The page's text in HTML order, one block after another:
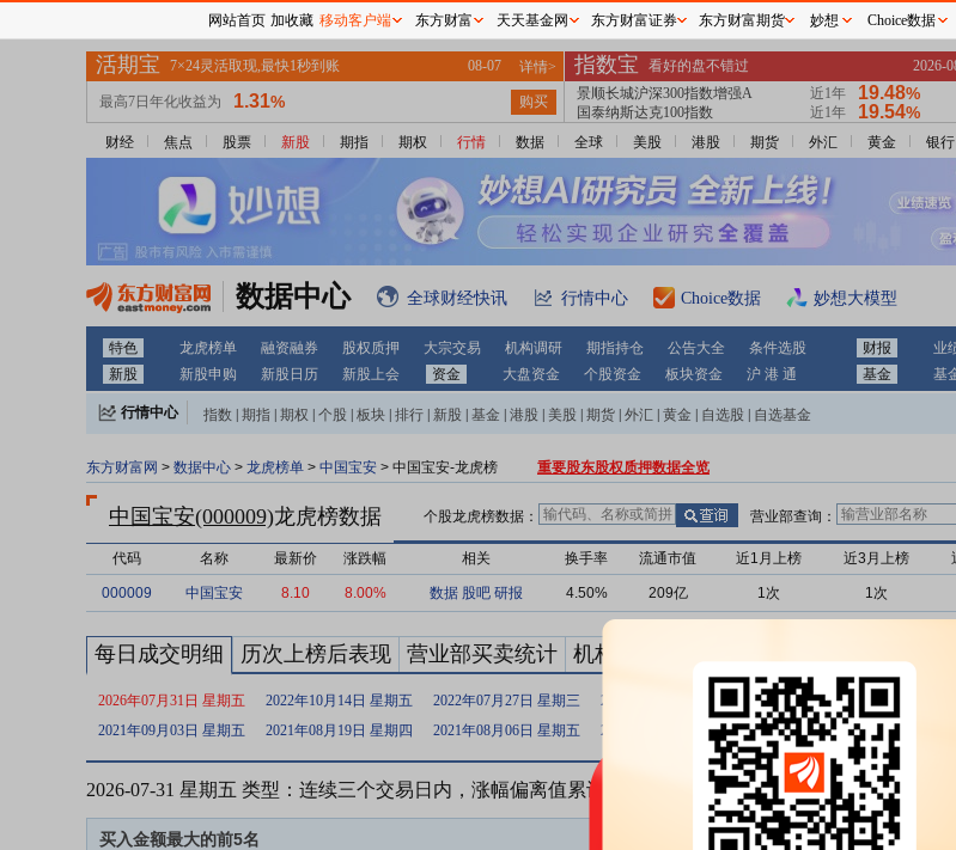
财经 焦点 股票 新股 期指 期权 行情 数据 全球 美股 港股 期货 外汇 黄金 银行
数据中心 全球财经快讯 行情中心 Choice数据 妙想大模型
特色 龙虎榜单 融资融券 股权质押 大宗交易 机构调研 期指持仓 公告大全 条件选股 财报 业
新股
新股申购 新股日历 新股上会 资金 大盘资金 个股资金 板块资金 沪 港 通 基金 基
行情中心 指数 期指 期权 个股 板块 排行 新股 基金 港股 美股 期货 外汇 黄金 自选股 自选基金
东方财富网 > 数据中心 > 龙虎榜单 > 中国宝安 > 中国宝安-龙虎榜 重要股东股权质押数据全览
中国宝安(000009)龙虎榜数据 个股龙虎榜数据： 营业部查询：
代码 名称 最新价 涨跌幅 相关 换手率 流通市值 近1月上榜 近3月上榜
000009 中国宝安 8.10 8.00% 数据 股吧 研报 4.50% 209亿 1次 1次
每日成交明细 历次上榜后表现 营业部买卖统计 机构买卖统计
2026年07月31日 星期五 2022年10月14日 星期五 2022年07月27日 星期三 2021年11月08日 星期一 2021年10月25日 星期一
2021年09月03日 星期五
2021年08月19日 星期四 2021年08月06日 星期五 2021年08月05日 星期四 2021年07月28日 星期三
2026-07-31 星期五 类型：连续三个交易日内，涨幅偏离值累计达到20%的证券 收盘价：
买入金额最大的前5名
网站首页 加收藏 移动客户端 东方财富 天天基金网 东方财富证券 东方财富期货 妙想 Choice数据